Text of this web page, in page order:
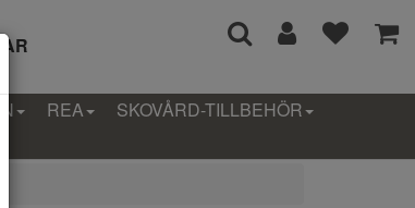
REA
SKOVÅRD-TILLBEHÖR